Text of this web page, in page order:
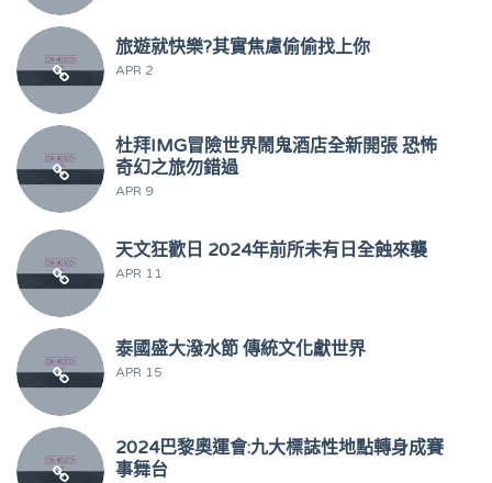
旅遊就快樂?其實焦慮偷偷找上你
APR 2
杜拜IMG冒險世界鬧鬼酒店全新開張 恐怖
奇幻之旅勿錯過
APR 9
天文狂歡日 2024年前所未有日全蝕來襲
APR 11
泰國盛大潑水節 傳統文化獻世界
APR 15
2024巴黎奧運會:九大標誌性地點轉身成賽
事舞台